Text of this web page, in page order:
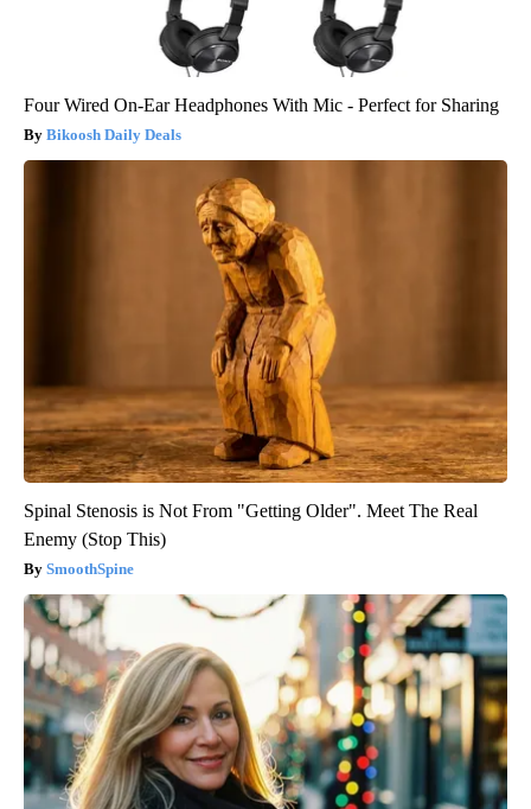
Four Wired On-Ear Headphones With Mic - Perfect for Sharing
Bikoosh Daily Deals
Spinal Stenosis is Not From "Getting Older". Meet The Real
Enemy (Stop This)
SmoothSpine